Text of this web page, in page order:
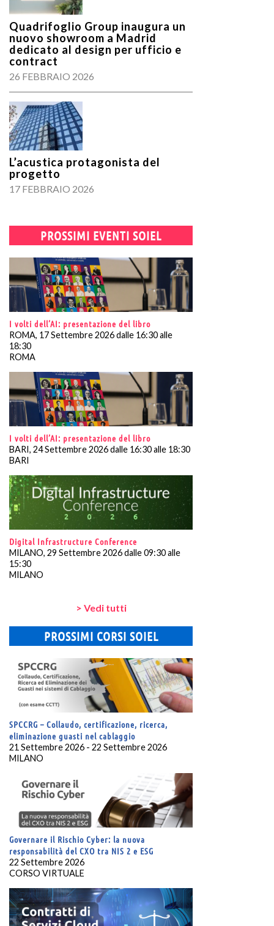
Quadrifoglio Group inaugura un
nuovo showroom a Madrid
dedicato al design per ufficio e
contract
26 FEBBRAIO 2026
L’acustica protagonista del
progetto
17 FEBBRAIO 2026
PROSSIMI EVENTI SOIEL
I volti dell’AI: presentazione del libro
ROMA, 17 Settembre 2026 dalle 16:30 alle
18:30
ROMA
I volti dell’AI: presentazione del libro
BARI, 24 Settembre 2026 dalle 16:30 alle 18:30
BARI
Digital Infrastructure Conference
MILANO, 29 Settembre 2026 dalle 09:30 alle
15:30
MILANO
> Vedi tutti
PROSSIMI CORSI SOIEL
SPCCRG – Collaudo, certificazione, ricerca,
eliminazione guasti nel cablaggio
21 Settembre 2026 - 22 Settembre 2026
MILANO
Governare il Rischio Cyber: la nuova
responsabilità del CXO tra NIS 2 e ESG
22 Settembre 2026
CORSO VIRTUALE